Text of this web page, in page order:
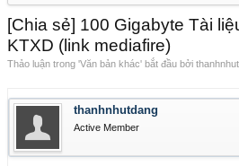
[Chia sẻ] 100 Gigabyte Tài
KTXD (link mediafire)
Thảo luận trong 'Văn bản khác' bắt đầu bởi
thanhnhutdang
Active Member